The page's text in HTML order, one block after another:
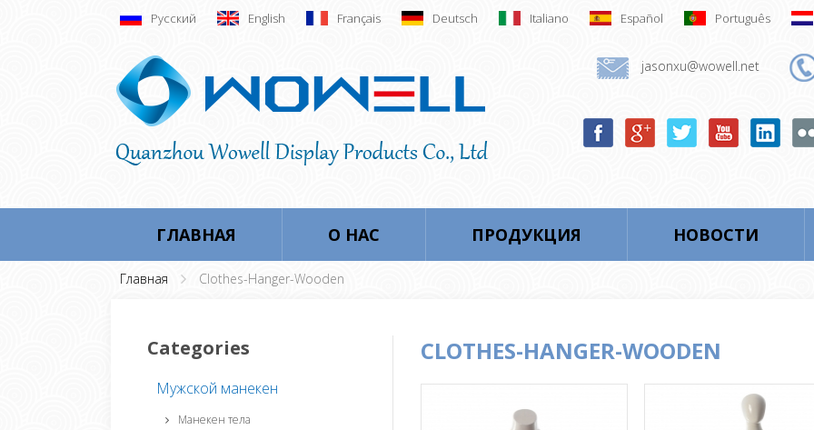
Русский English Français Deutsch Italiano Español Português
jasonxu@wowell.net
ГЛАВНАЯ О НАС ПРОДУКЦИЯ НОВОСТИ
Главная Clothes-Hanger-Wooden
Categories
Мужской манекен
Манекен тела
CLOTHES-HANGER-WOODEN